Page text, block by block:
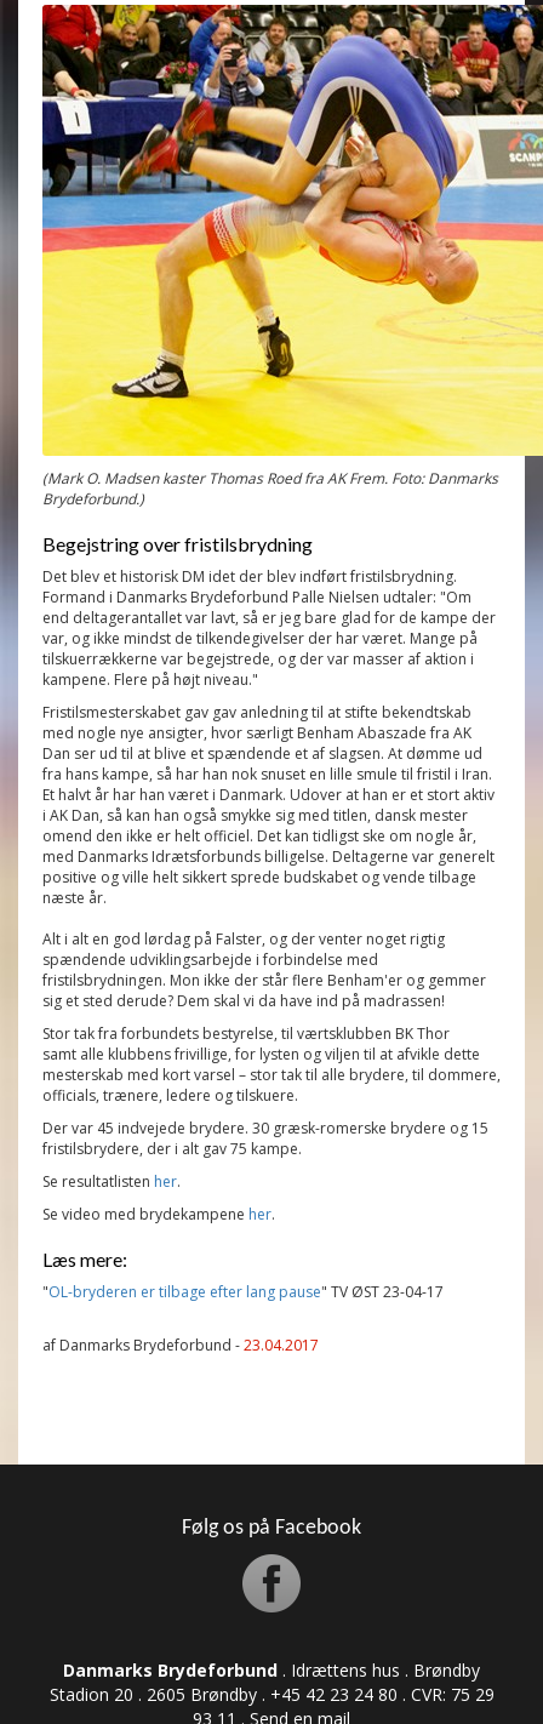
(Mark O. Madsen kaster Thomas Roed fra AK Frem. Foto: Danmarks
Brydeforbund.)
Begejstring over fristilsbrydning
Det blev et historisk DM idet der blev indført fristilsbrydning.
Formand i Danmarks Brydeforbund Palle Nielsen udtaler: "Om
end deltagerantallet var lavt, så er jeg bare glad for de kampe der
var, og ikke mindst de tilkendegivelser der har været. Mange på
tilskuerrækkerne var begejstrede, og der var masser af aktion i
kampene. Flere på højt niveau."
Fristilsmesterskabet gav gav anledning til at stifte bekendtskab
med nogle nye ansigter, hvor særligt Benham Abaszade fra AK
Dan ser ud til at blive et spændende et af slagsen. At dømme ud
fra hans kampe, så har han nok snuset en lille smule til fristil i Iran.
Et halvt år har han været i Danmark. Udover at han er et stort aktiv
i AK Dan, så kan han også smykke sig med titlen, dansk mester
omend den ikke er helt officiel. Det kan tidligst ske om nogle år,
med Danmarks Idrætsforbunds billigelse. Deltagerne var generelt
positive og ville helt sikkert sprede budskabet og vende tilbage
næste år.
Alt i alt en god lørdag på Falster, og der venter noget rigtig
spændende udviklingsarbejde i forbindelse med
fristilsbrydningen. Mon ikke der står flere Benham'er og gemmer
sig et sted derude? Dem skal vi da have ind på madrassen!
Stor tak fra forbundets bestyrelse, til værtsklubben BK Thor
samt alle klubbens frivillige, for lysten og viljen til at afvikle dette
mesterskab med kort varsel – stor tak til alle brydere, til dommere,
officials, trænere, ledere og tilskuere.
Der var 45 indvejede brydere. 30 græsk-romerske brydere og 15
fristilsbrydere, der i alt gav 75 kampe.
Se resultatlisten her.
Se video med brydekampene her.
Læs mere:
"OL-bryderen er tilbage efter lang pause" TV ØST 23-04-17
af Danmarks Brydeforbund -23.04.2017
Følg os på Facebook
Danmarks Brydeforbund . Idrættens hus . Brøndby
Stadion 20 . 2605 Brøndby . +45 42 23 24 80 . CVR: ​​​​​​75 29
93 11 . Send en mail